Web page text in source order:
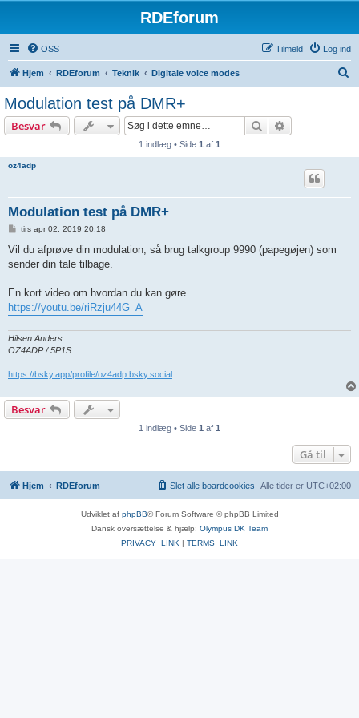
RDEforum
OSS Log ind
Tilmeld
Hjem RDEforum Teknik Digitale voice modes
Modulation test på DMR+
Besvar Søg
1 indlæg • Side 1 af 1
oz4adp
Modulation test på DMR+
d
æ
tirs apr 02, 2019 20:18
Vil du afprøve din modulation, så brug talkgroup 9990 (papegøjen) som
sender din tale tilbage.
En kort video om hvordan du kan gøre.
https://youtu.be/riRzju44G_A
Hilsen Anders
OZ4ADP / 5P1S
https://bsky.app/profile/oz4adp.bsky.social
Besvar
1 indlæg • Side 1 af 1
Gå til
Hjem RDEforum Alle tider er UTC+02:00
Slet alle boardcookies
Udviklet af phpBB® Forum Software © phpBB Limited
Dansk oversættelse & hjælp: Olympus DK Team
PRIVACY_LINK | TERMS_LINK